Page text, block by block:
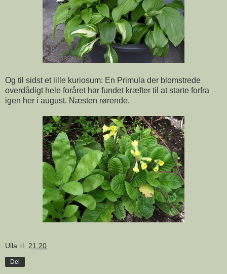
Og til sidst et lille kuriosum: En Primula der blomstrede
overdådigt hele foråret har fundet kræfter til at starte forfra
igen her i august. Næsten rørende.
Ulla kl. 21.20
Del